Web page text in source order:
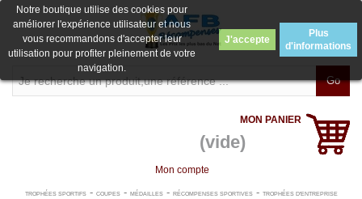
Go
MON PANIER
(vide)
Mon compte
TROPHÉES SPORTIFS- COUPES- MÉDAILLES- RÉCOMPENSES SPORTIVES- TROPHÉES D'ENTREPRISE
Notre boutique utilise des cookies pour
améliorer l'expérience utilisateur et nous
vous recommandons d'accepter leur
utilisation pour profiter pleinement de votre
navigation.
J'accepte
Plus
d'informations